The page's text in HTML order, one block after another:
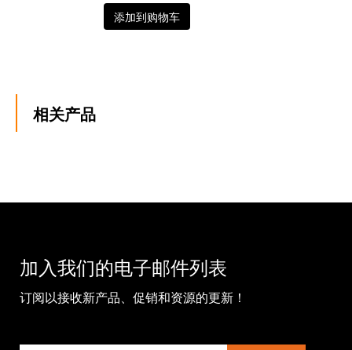
添加到购物车
相关产品
加入我们的电子邮件列表
订阅以接收新产品、促销和资源的更新！